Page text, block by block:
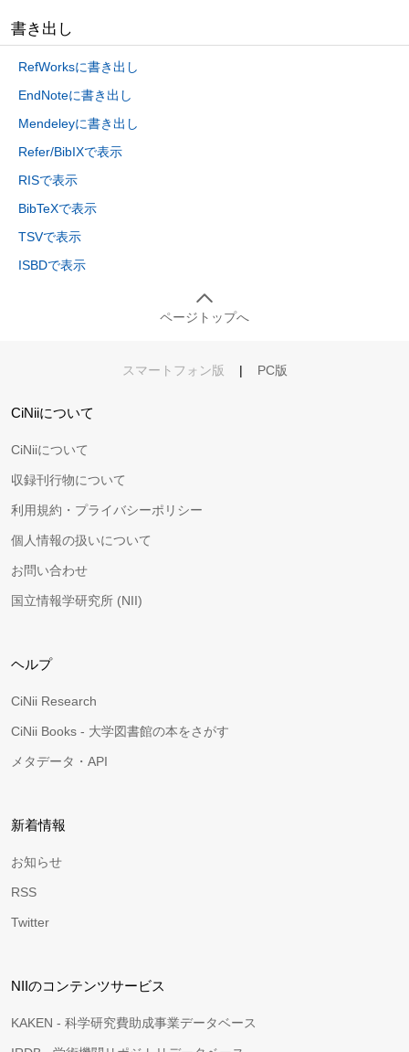
書き出し
RefWorksに書き出し
EndNoteに書き出し
Mendeleyに書き出し
Refer/BibIXで表示
RISで表示
BibTeXで表示
TSVで表示
ISBDで表示
ページトップへ
スマートフォン版 | PC版
CiNiiについて
CiNiiについて
収録刊行物について
利用規約・プライバシーポリシー
個人情報の扱いについて
お問い合わせ
国立情報学研究所 (NII)
ヘルプ
CiNii Research
CiNii Books - 大学図書館の本をさがす
メタデータ・API
新着情報
お知らせ
RSS
Twitter
NIIのコンテンツサービス
KAKEN - 科学研究費助成事業データベース